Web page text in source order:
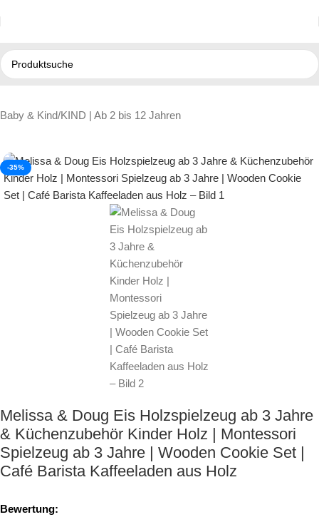
Baby & Kind/KIND | Ab 2 bis 12 Jahren
-35%
Melissa & Doug Eis Holzspielzeug ab 3 Jahre
& Küchenzubehör Kinder Holz | Montessori
Spielzeug ab 3 Jahre | Wooden Cookie Set |
Café Barista Kaffeeladen aus Holz
Bewertung: